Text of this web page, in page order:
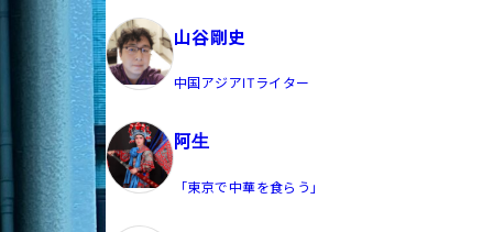
山谷剛史
中国アジアITライター
阿生
「東京で中華を食らう」